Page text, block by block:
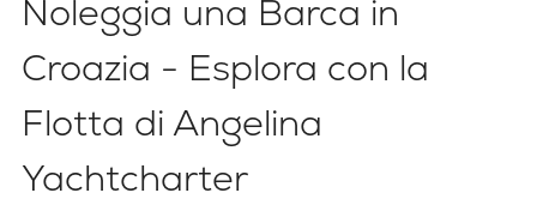
Noleggia una Barca in
Croazia - Esplora con la
Flotta di Angelina
Yachtcharter